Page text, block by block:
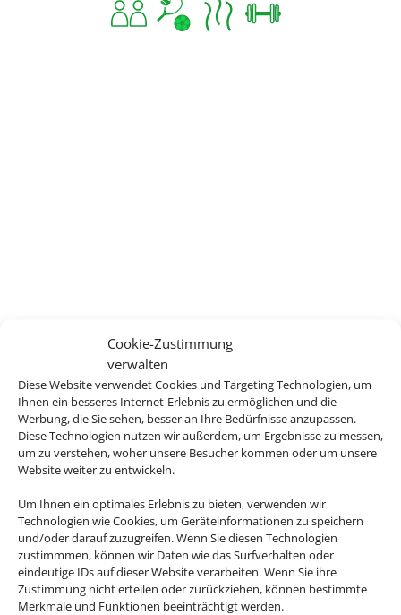
Cookie-Zustimmung
verwalten
Diese Website verwendet Cookies und Targeting Technologien, um
Ihnen ein besseres Internet-Erlebnis zu ermöglichen und die
Werbung, die Sie sehen, besser an Ihre Bedürfnisse anzupassen.
Diese Technologien nutzen wir außerdem, um Ergebnisse zu messen,
um zu verstehen, woher unsere Besucher kommen oder um unsere
Website weiter zu entwickeln.
Um Ihnen ein optimales Erlebnis zu bieten, verwenden wir
Technologien wie Cookies, um Geräteinformationen zu speichern
und/oder darauf zuzugreifen. Wenn Sie diesen Technologien
zustimmmen, können wir Daten wie das Surfverhalten oder
eindeutige IDs auf dieser Website verarbeiten. Wenn Sie ihre
Zustimmung nicht erteilen oder zurückziehen, können bestimmte
Merkmale und Funktionen beeinträchtigt werden.